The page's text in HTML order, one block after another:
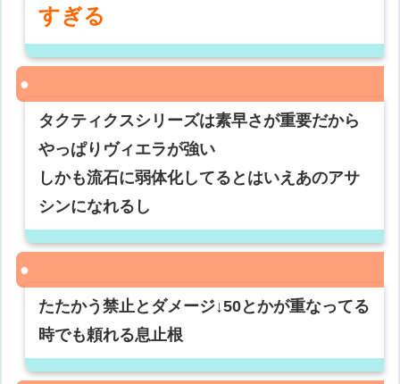
すぎる
タクティクスシリーズは素早さが重要だから
やっぱりヴィエラが強い
しかも流石に弱体化してるとはいえあのアサ
シンになれるし
たたかう禁止とダメージ↓50とかが重なってる
時でも頼れる息止根